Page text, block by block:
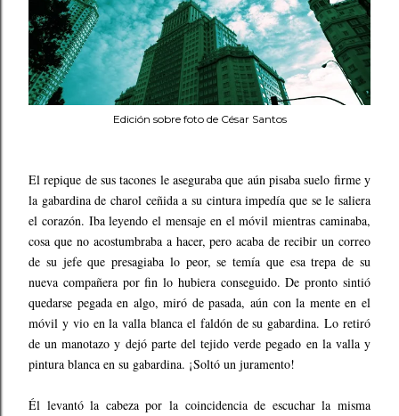
Edición sobre foto de César Santos
El repique de sus tacones le aseguraba que aún pisaba suelo firme y
la gabardina de charol ceñida a su cintura impedía que se le saliera
el corazón. Iba leyendo el mensaje en el móvil mientras caminaba,
cosa que no acostumbraba a hacer, pero acaba de recibir un correo
de su jefe que presagiaba lo peor, se temía que esa trepa de su
nueva compañera por fin lo hubiera conseguido. De pronto sintió
quedarse pegada en algo, miró de pasada, aún con la mente en el
móvil y vio en la valla blanca el faldón de su gabardina. Lo retiró
de un manotazo y dejó parte del tejido verde pegado en la valla y
pintura blanca en su gabardina. ¡Soltó un juramento!
Él levantó la cabeza por la coincidencia de escuchar la misma